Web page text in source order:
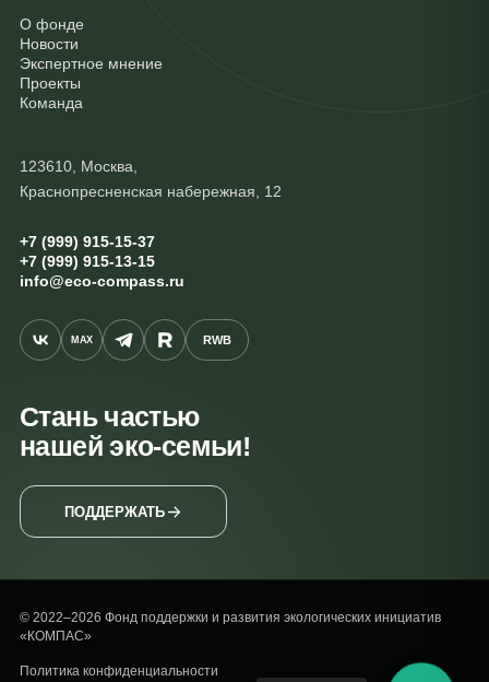
О фонде
Новости
Экспертное мнение
Проекты
Команда
123610, Москва,
Краснопресненская набережная, 12
+7 (999) 915-15-37
+7 (999) 915-13-15
info@eco-compass.ru
MAX RWB
Стань частью
нашей эко-семьи!
ПОДДЕРЖАТЬ
© 2022–2026 Фонд поддержки и развития экологических инициатив
«КОМПАС»
Политика конфиденциальности